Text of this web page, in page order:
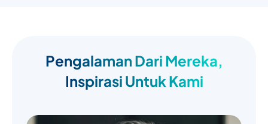
Pengalaman Dari Mereka,
Inspirasi Untuk Kami